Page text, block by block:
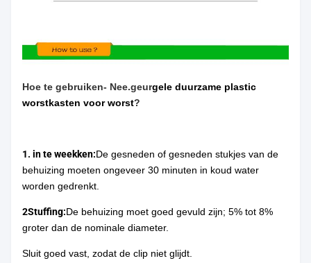
Hoe te gebruiken- Nee.geurgele duurzame plastic
worstkasten voor worst?
1. in te weekken:De gesneden of gesneden stukjes van de
behuizing moeten ongeveer 30 minuten in koud water
worden gedrenkt.
2Stuffing:De behuizing moet goed gevuld zijn; 5% tot 8%
groter dan de nominale diameter.
Sluit goed vast, zodat de clip niet glijdt.